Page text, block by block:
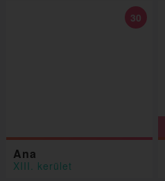
Ana
XIII. kerület
30